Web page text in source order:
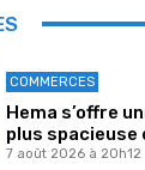
COMMERCES
Hema s’offre
plus spacieuse
7 août 2026 à 20h12